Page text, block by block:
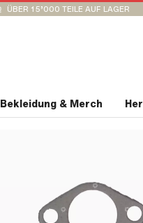
ÜBER 15’000 TEILE AUF LAGER
Bekleidung & Merch